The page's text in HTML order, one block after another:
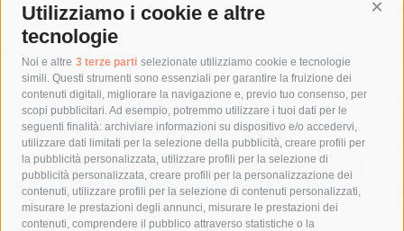
Utilizziamo i cookie e altre
tecnologie
Noi e altre 3 terze parti selezionate utilizziamo cookie e tecnologie
simili. Questi strumenti sono essenziali per garantire la fruizione dei
contenuti digitali, migliorare la navigazione e, previo tuo consenso, per
scopi pubblicitari. Ad esempio, potremmo utilizzare i tuoi dati per le
seguenti finalità: archiviare informazioni su dispositivo e/o accedervi,
utilizzare dati limitati per la selezione della pubblicità, creare profili per
la pubblicità personalizzata, utilizzare profili per la selezione di
pubblicità personalizzata, creare profili per la personalizzazione dei
contenuti, utilizzare profili per la selezione di contenuti personalizzati,
misurare le prestazioni degli annunci, misurare le prestazioni dei
contenuti, comprendere il pubblico attraverso statistiche o la
Tag
acqua allerta meteo
anas
area marina protetta di punta campanella
arresto
Asl Napoli 3 sud
capitaneria di porto capri
carabinieri
castellammare di stabia
circumvesuviana
comune di sorrento
concerto
contagi